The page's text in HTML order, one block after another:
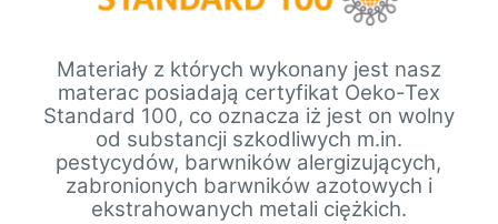
Materiały z których wykonany jest nasz
materac posiadają certyfikat Oeko-Tex
Standard 100, co oznacza iż jest on wolny
od substancji szkodliwych m.in.
pestycydów, barwników alergizujących,
zabronionych barwników azotowych i
ekstrahowanych metali ciężkich.